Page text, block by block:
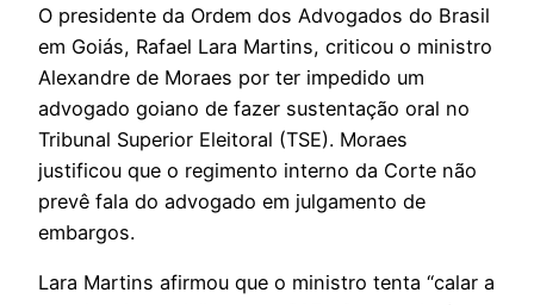
O presidente da Ordem dos Advogados do Brasil
em Goiás, Rafael Lara Martins, criticou o ministro
Alexandre de Moraes por ter impedido um
advogado goiano de fazer sustentação oral no
Tribunal Superior Eleitoral (TSE). Moraes
justificou que o regimento interno da Corte não
prevê fala do advogado em julgamento de
embargos.
Lara Martins afirmou que o ministro tenta “calar a